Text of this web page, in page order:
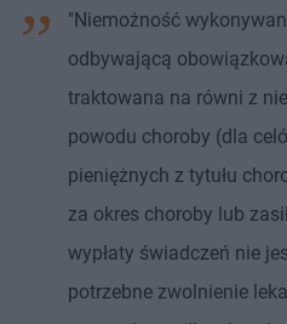
"Niemożność
odbywającą
traktowana na równi z
powodu choroby (dla
pieniężnych z tytułu
za okres choroby lub
wypłaty świadczeń nie
potrzebne zwolnienie